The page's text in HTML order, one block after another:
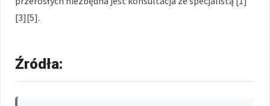
[3][5].
Źródła: